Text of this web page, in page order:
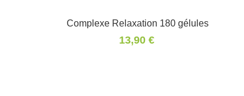
Panier
Complexe Relaxation 180 gélules
13,90 €